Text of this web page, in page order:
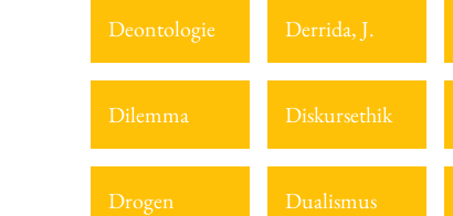
Deontologie Derrida, J.
Dilemma Diskursethik
Drogen Dualismus